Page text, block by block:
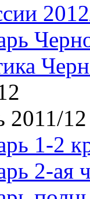
2011/12
1-2
2-ая